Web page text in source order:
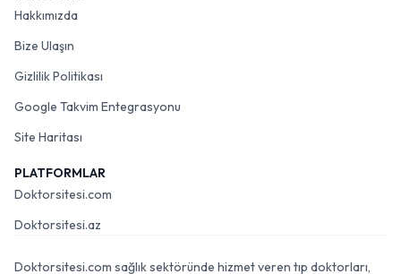
Hakkımızda
Bize Ulaşın
Gizlilik Politikası
Google Takvim Entegrasyonu
Site Haritası
PLATFORMLAR
Doktorsitesi.com
Doktorsitesi.az
Doktorsitesi.com sağlık sektöründe hizmet veren tıp doktorları,